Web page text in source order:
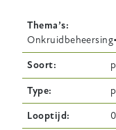
Thema’s
Onkruidbeheersing
Soort
Type
Looptijd